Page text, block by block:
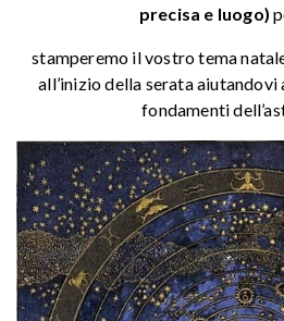
precisa e luogo)
stamperemo il vostro tema
all’inizio della serata aiutandovi
fondamenti